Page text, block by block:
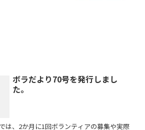
ボラだより70号を発行しまし
た。
は、2か月に1回ボランティアの募集や実際